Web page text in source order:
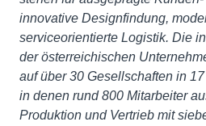
innovative Designfindung,
serviceorientierte Logistik. Die
der österreichischen
auf über 30 Gesellschaften in
in denen rund 800 Mitarbeiter
Produktion und Vertrieb mit